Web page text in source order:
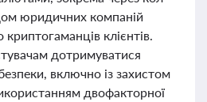
юридичних компаній
клієнтів.
дотримуватися
включно із захистом
двофакторної